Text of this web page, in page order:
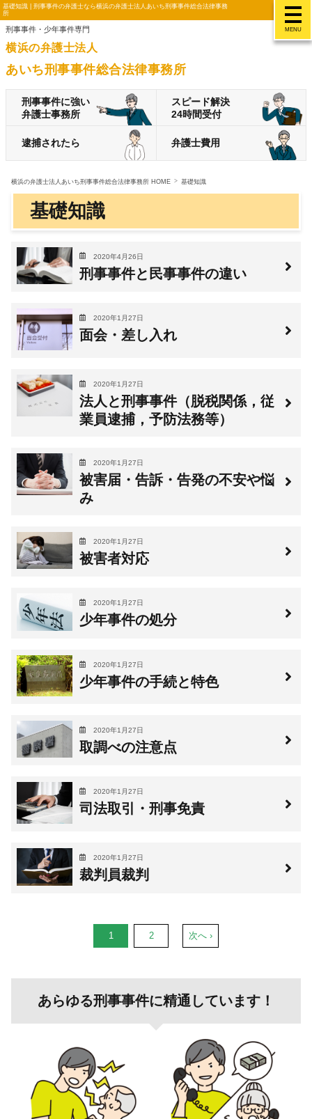
MENU
基礎知識 | 刑事事件の弁護士なら横浜の弁護士法人あいち刑事事件総合法律事務
所
刑事事件・少年事件専門
横浜の弁護士法人
あいち刑事事件総合法律事務所
刑事事件に強い
弁護士事務所
スピード解決
24時間受付
逮捕されたら 弁護士費用
横浜の弁護士法人あいち刑事事件総合法律事務所 HOME 基礎知識
基礎知識
2020年4月26日
刑事事件と民事事件の違い
2020年1月27日
面会・差し入れ
2020年1月27日
法人と刑事事件（脱税関係，従
業員逮捕，予防法務等）
2020年1月27日
被害届・告訴・告発の不安や悩
み
2020年1月27日
被害者対応
2020年1月27日
少年事件の処分
2020年1月27日
少年事件の手続と特色
2020年1月27日
取調べの注意点
2020年1月27日
司法取引・刑事免責
2020年1月27日
裁判員裁判
1 2 次へ ›
あらゆる刑事事件に精通しています！